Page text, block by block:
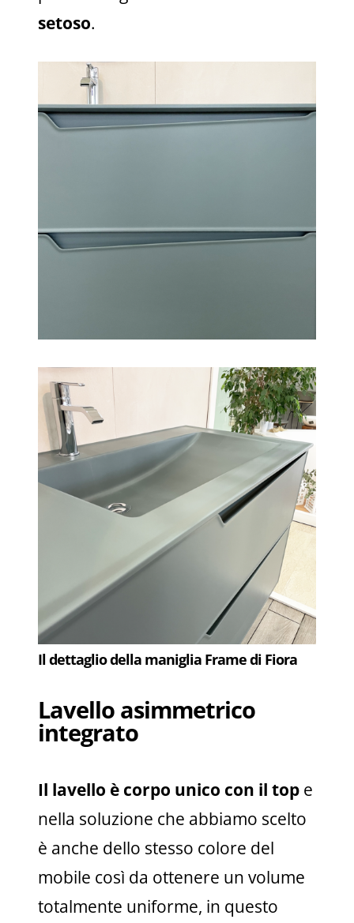
setoso.
Il dettaglio della maniglia Frame di Fiora
Lavello asimmetrico
integrato
Il lavello è corpo unico con il top e
nella soluzione che abbiamo scelto
è anche dello stesso colore del
mobile così da ottenere un volume
totalmente uniforme, in questo